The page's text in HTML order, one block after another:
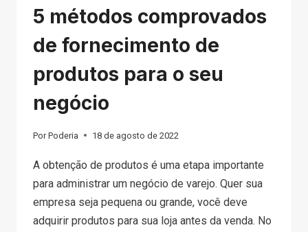
5 métodos comprovados
de fornecimento de
produtos para o seu
negócio
Por Poderia 18 de agosto de 2022
A obtenção de produtos é uma etapa importante
para administrar um negócio de varejo. Quer sua
empresa seja pequena ou grande, você deve
adquirir produtos para sua loja antes da venda. No